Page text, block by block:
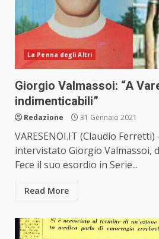
La Penna degli Altri
Giorgio Valmassoi: “A
indimenticabili”
Redazione 31 Gennaio 2021
VARESENOI.IT (Claudio
intervistato Giorgio Valmassoi,
Fece il suo esordio in Serie...
Read More